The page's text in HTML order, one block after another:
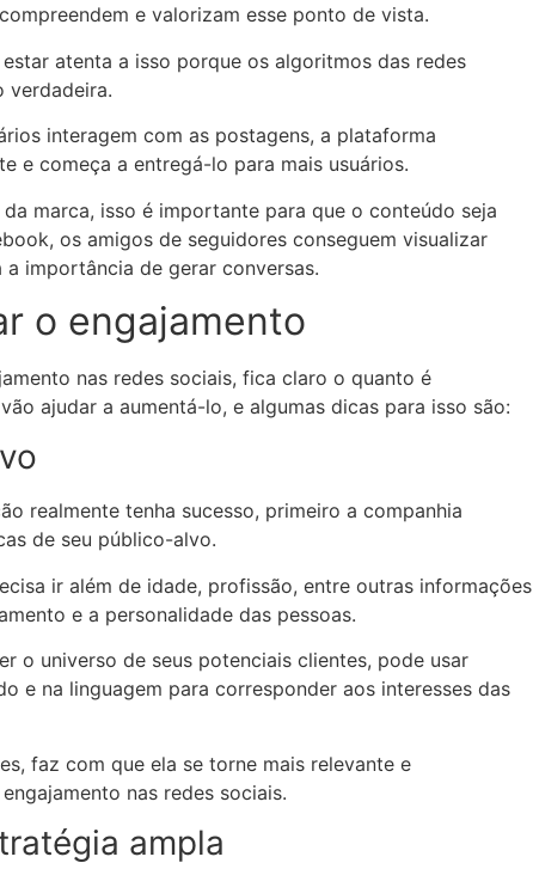
e valorizam esse ponto de vista.
atenta a isso porque os algoritmos das redes
verdadeira.
interagem com as postagens, a plataforma
e começa a entregá-lo para mais usuários.
marca, isso é importante para que o conteúdo seja
os amigos de seguidores conseguem visualizar
importância de gerar conversas.
o engajamento
nas redes sociais, fica claro o quanto é
ajudar a aumentá-lo, e algumas dicas para isso são:
realmente tenha sucesso, primeiro a companhia
de seu público-alvo.
ir além de idade, profissão, entre outras informações
e a personalidade das pessoas.
o universo de seus potenciais clientes, pode usar
e na linguagem para corresponder aos interesses das
faz com que ela se torne mais relevante e
nas redes sociais.
ampla